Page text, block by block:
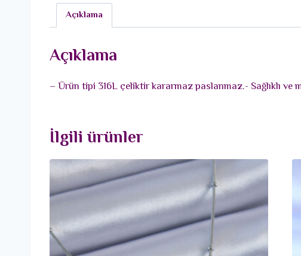
Açıklama
Açıklama
– Ürün tipi 316L çeliktir kararmaz paslanmaz.- Sağlıklı ve
İlgili ürünler